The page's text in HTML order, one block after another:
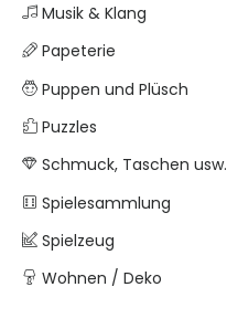
Musik & Klang
Papeterie
Puppen und Plüsch
Puzzles
Schmuck, Taschen usw.
Spielesammlung
Spielzeug
Wohnen / Deko